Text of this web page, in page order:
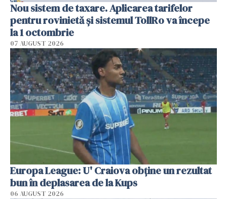
Nou sistem de taxare. Aplicarea tarifelor
pentru rovinietă şi sistemul TollRo va începe
la 1 octombrie
07 AUGUST 2026
Europa League: U' Craiova obține un rezultat
bun în deplasarea de la Kups
06 AUGUST 2026